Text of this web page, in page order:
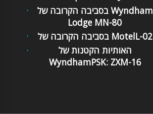
בסביבה הקרובה של Wyndham
Lodge MN-80
בסביבה הקרובה של MotelL-02
האותיות הקטנות של
WyndhamPSK: ZXM-16